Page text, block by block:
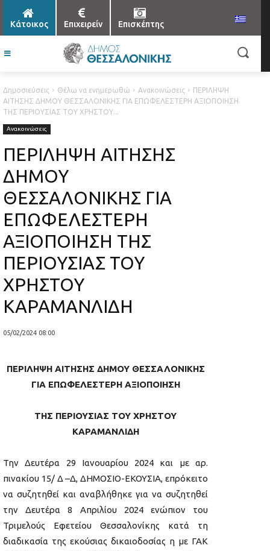
Κάτοικος Επιχειρείν Επισκέπτης
Δημοσιεύσεις Θέλω να ενημερωθώ Ανακοινώσεις
ΠΕΡΙΛΗΨΗ
ΑΙΤΗΣΗΣ ΔΗΜΟΥ ΘΕΣΣΑΛΟΝΙΚΗΣ ΓΙΑ ΕΠΩΦΕΛΕΣΤΕΡΗ ΑΞΙΟΠΟΙΗΣΗ
ΤΗΣ ΠΕΡΙΟΥΣΙΑΣ ΤΟΥ ΧΡΗΣΤΟΥ...
Ανακοινώσεις
ΠΕΡΙΛΗΨΗ ΑΙΤΗΣΗΣ
ΔΗΜΟΥ
ΘΕΣΣΑΛΟΝΙΚΗΣ ΓΙΑ
ΕΠΩΦΕΛΕΣΤΕΡΗ
ΑΞΙΟΠΟΙΗΣΗ ΤΗΣ
ΠΕΡΙΟΥΣΙΑΣ ΤΟΥ
ΧΡΗΣΤΟΥ
ΚΑΡΑΜΑΝΛΙΔΗ
05/02/2024 08:00
ΠΕΡΙΛΗΨΗ ΑΙΤΗΣΗΣ ΔΗΜΟΥ ΘΕΣΣΑΛΟΝΙΚΗΣ
ΓΙΑ ΕΠΩΦΕΛΕΣΤΕΡΗ ΑΞΙΟΠΟΙΗΣΗ
ΤΗΣ ΠΕΡΙΟΥΣΙΑΣ ΤΟΥ ΧΡΗΣΤΟΥ
ΚΑΡΑΜΑΝΛΙΔΗ
Την Δευτέρα 29 Ιανουαρίου 2024 και με αρ.
πινακίου 15/ Δ –Δ, ΔΗΜΟΣΙΟ-ΕΚΟΥΣΙΑ, επρόκειτο
να συζητηθεί και αναβλήθηκε για να συζητηθεί
την Δευτέρα 8 Απριλίου 2024 ενώπιον του
Τριμελούς Εφετείου Θεσσαλονίκης κατά τη
διαδικασία της εκούσιας δικαιοδοσίας η με ΓΑΚ